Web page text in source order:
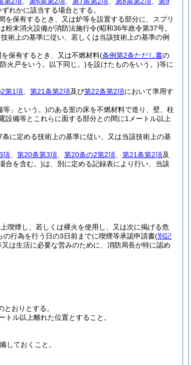
ずれかに該当する場合とする。
保有するとき、又は炉等を設置する部分に、スプリ
粉末消火設備が消防法施行令(昭和36年政令第37号。
術上の基準に従い、若しくは当該技術上の基準の例
保有するとき、又は不燃材料(条例第2条ただし書の
火戸をいう。以下同じ。)を設けたものをいう。)等に
第1項 第21条第2項及び第22条第2項において準用す
等」という。)のある室の床を不燃材料で造り、壁、柱
設備等とこれらに面する部分との間に1メートル以上
に定める技術上の基準に従い、又は当該技術上の基
項 第20条第3項 第20条の2第2項 第21条第2項及
合を含む。)は、別に定める記録表により行い、当該
喫煙し、若しくは裸火を使用し、又は次に掲げる危
行為を行う日の3日前までに喫煙等承認申請書(別記
は生活に必要な営みのために、消防局長が特に認め
おりとする。
ル以上離れた位置とすること。
しておくこと。